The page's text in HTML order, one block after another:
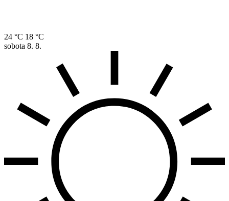
24 °C 18 °C
sobota 8. 8.